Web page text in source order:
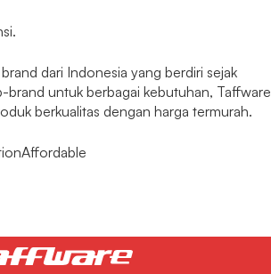
dari Indonesia yang berdiri sejak
brand untuk berbagai kebutuhan, Taffware
berkualitas dengan harga termurah.